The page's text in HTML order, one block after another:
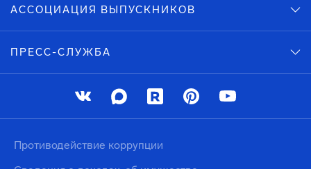
АССОЦИАЦИЯ ВЫПУСКНИКОВ
ПРЕСС-СЛУЖБА
Противодействие коррупции